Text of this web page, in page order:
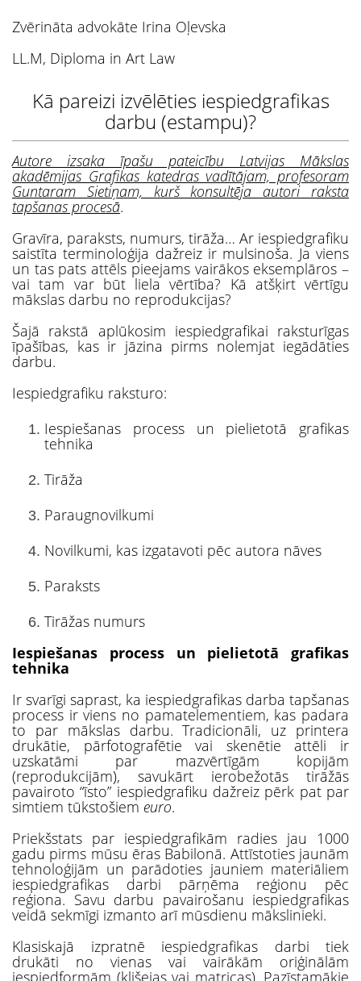
Zvērināta advokāte Irina Oļevska
LL.M, Diploma in Art Law
Kā pareizi izvēlēties iespiedgrafikas
darbu (estampu)?
Autore izsaka īpašu pateicību Latvijas Mākslas
akadēmijas Grafikas katedras vadītājam, profesoram
Guntaram Sietiņam, kurš konsultēja autori raksta
tapšanas procesā.
Gravīra, paraksts, numurs, tirāža… Ar iespiedgrafiku
saistīta terminoloģija dažreiz ir mulsinoša. Ja viens
un tas pats attēls pieejams vairākos eksemplāros –
vai tam var būt liela vērtība? Kā atšķirt vērtīgu
mākslas darbu no reprodukcijas?
Šajā rakstā aplūkosim iespiedgrafikai raksturīgas
īpašības, kas ir jāzina pirms nolemjat iegādāties
darbu.
Iespiedgrafiku raksturo:
Iespiešanas process un pielietotā grafikas
tehnika
Tirāža
Paraugnovilkumi
Novilkumi, kas izgatavoti pēc autora nāves
Paraksts
Tirāžas numurs
Iespiešanas process un pielietotā grafikas
tehnika
Ir svarīgi saprast, ka iespiedgrafikas darba tapšanas
process ir viens no pamatelementiem, kas padara
to par mākslas darbu. Tradicionāli, uz printera
drukātie, pārfotografētie vai skenētie attēli ir
uzskatāmi par mazvērtīgām kopijām
(reprodukcijām), savukārt ierobežotās tirāžās
pavairoto “īsto” iespiedgrafiku dažreiz pērk pat par
simtiem tūkstošiem euro.
Priekšstats par iespiedgrafikām radies jau 1000
gadu pirms mūsu ēras Babilonā. Attīstoties jaunām
tehnoloģijām un parādoties jauniem materiāliem
iespiedgrafikas darbi pārņēma reģionu pēc
reģiona. Savu darbu pavairošanu iespiedgrafikas
veidā sekmīgi izmanto arī mūsdienu mākslinieki.
Klasiskajā izpratnē iespiedgrafikas darbi tiek
drukāti no vienas vai vairākām oriģinālām
iespiedformām (klišejas vai matricas). Pazīstamākie